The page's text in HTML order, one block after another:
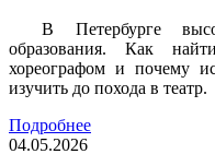
В Петербурге
образования. Как
хореографом и почему
изучить до похода в театр.
Подробнее
04.05.2026